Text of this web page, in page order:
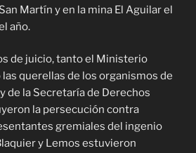
Martín y en la mina El Aguilar el
año.
de juicio, tanto el Ministerio
querellas de los organismos de
de la Secretaría de Derechos
la persecución contra
gremiales del ingenio
y Lemos estuvieron